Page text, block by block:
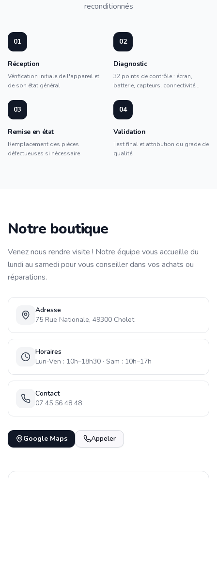
reconditionnés
01
Réception
Vérification initiale de l'appareil et
de son état général
02
Diagnostic
32 points de contrôle : écran,
batterie, capteurs, connectivité...
03
Remise en état
Remplacement des pièces
défectueuses si nécessaire
04
Validation
Test final et attribution du grade de
qualité
Notre boutique
Venez nous rendre visite ! Notre équipe vous accueille du
lundi au samedi pour vous conseiller dans vos achats ou
réparations.
Adresse
75 Rue Nationale, 49300 Cholet
Horaires
Lun-Ven : 10h–18h30 · Sam : 10h–17h
Contact
07 45 56 48 48
Google Maps Appeler